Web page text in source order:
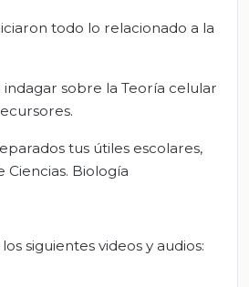
todo lo relacionado a la
sobre la Teoría celular
tus útiles escolares,
Biología
siguientes videos y audios: